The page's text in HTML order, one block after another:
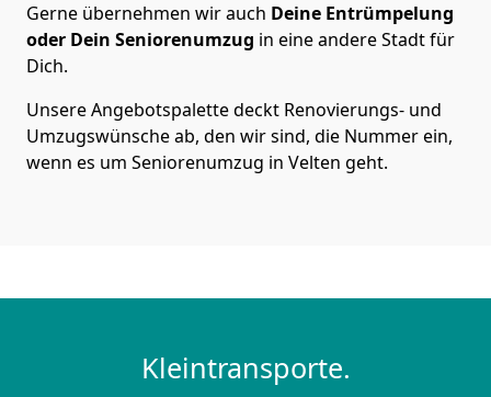
Gerne übernehmen wir auch Deine Entrümpelung
oder Dein Seniorenumzug in eine andere Stadt für
Dich.
Unsere Angebotspalette deckt Renovierungs- und
Umzugswünsche ab, den wir sind, die Nummer ein,
wenn es um Seniorenumzug in Velten geht.
Kleintransporte.